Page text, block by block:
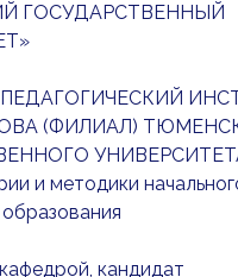
ГОСУДАРСТВЕННЫЙ
(ФИЛИАЛ)
и методики
кандидат